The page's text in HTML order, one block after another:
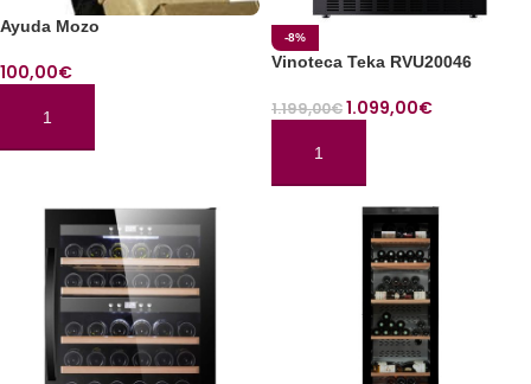
Ayuda Mozo
100,00€
AÑADIR AL CARRITO
-8%
Vinoteca Teka RVU20046
1.199,00€1.099,00€
AÑADIR AL CARRITO